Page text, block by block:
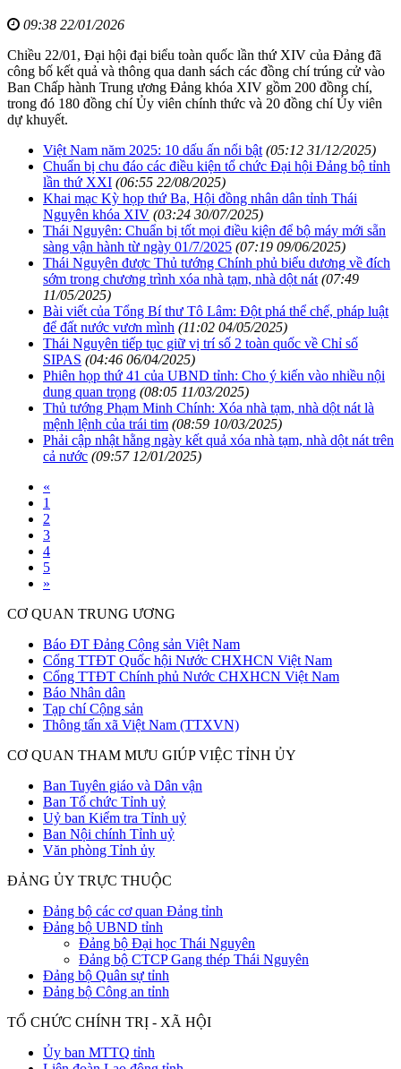
09:38 22/01/2026
Chiều 22/01, Đại hội đại biểu toàn quốc lần thứ XIV của Đảng đã
công bố kết quả và thông qua danh sách các đồng chí trúng cử vào
Ban Chấp hành Trung ương Đảng khóa XIV gồm 200 đồng chí,
trong đó 180 đồng chí Ủy viên chính thức và 20 đồng chí Ủy viên
dự khuyết.
Việt Nam năm 2025: 10 dấu ấn nổi bật (05:12 31/12/2025)
Chuẩn bị chu đáo các điều kiện tổ chức Đại hội Đảng bộ tỉnh
lần thứ XXI (06:55 22/08/2025)
Khai mạc Kỳ họp thứ Ba, Hội đồng nhân dân tỉnh Thái
Nguyên khóa XIV (03:24 30/07/2025)
Thái Nguyên: Chuẩn bị tốt mọi điều kiện để bộ máy mới sẵn
sàng vận hành từ ngày 01/7/2025 (07:19 09/06/2025)
Thái Nguyên được Thủ tướng Chính phủ biểu dương về đích
sớm trong chương trình xóa nhà tạm, nhà dột nát (07:49
11/05/2025)
Bài viết của Tổng Bí thư Tô Lâm: Đột phá thể chế, pháp luật
để đất nước vươn mình (11:02 04/05/2025)
Thái Nguyên tiếp tục giữ vị trí số 2 toàn quốc về Chỉ số
SIPAS (04:46 06/04/2025)
Phiên họp thứ 41 của UBND tỉnh: Cho ý kiến vào nhiều nội
dung quan trọng (08:05 11/03/2025)
Thủ tướng Phạm Minh Chính: Xóa nhà tạm, nhà dột nát là
mệnh lệnh của trái tim (08:59 10/03/2025)
Phải cập nhật hằng ngày kết quả xóa nhà tạm, nhà dột nát trên
cả nước (09:57 12/01/2025)
«
1
2
3
4
5
»
CƠ QUAN TRUNG ƯƠNG
Báo ĐT Đảng Cộng sản Việt Nam
Cổng TTĐT Quốc hội Nước CHXHCN Việt Nam
Cổng TTĐT Chính phủ Nước CHXHCN Việt Nam
Báo Nhân dân
Tạp chí Cộng sản
Thông tấn xã Việt Nam (TTXVN)
CƠ QUAN THAM MƯU GIÚP VIỆC TỈNH ỦY
Ban Tuyên giáo và Dân vận
Ban Tổ chức Tỉnh uỷ
Uỷ ban Kiểm tra Tỉnh uỷ
Ban Nội chính Tỉnh uỷ
Văn phòng Tỉnh ủy
ĐẢNG ỦY TRỰC THUỘC
Đảng bộ các cơ quan Đảng tỉnh
Đảng bộ UBND tỉnh
Đảng bộ Đại học Thái Nguyên
Đảng bộ CTCP Gang thép Thái Nguyên
Đảng bộ Quân sự tỉnh
Đảng bộ Công an tỉnh
TỔ CHỨC CHÍNH TRỊ - XÃ HỘI
Ủy ban MTTQ tỉnh